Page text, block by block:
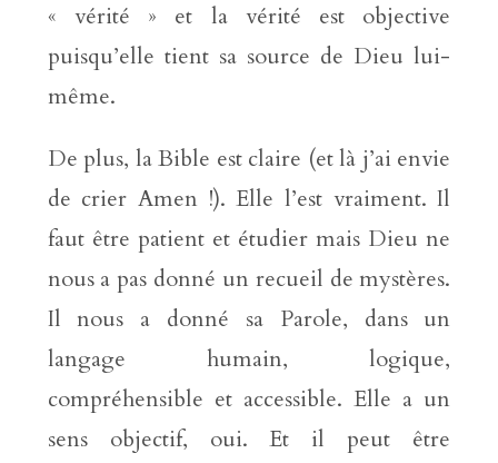
« vérité » et la vérité est objective
puisqu’elle tient sa source de Dieu lui-
même.
De plus, la Bible est claire (et là j’ai envie
de crier Amen !). Elle l’est vraiment. Il
faut être patient et étudier mais Dieu ne
nous a pas donné un recueil de mystères.
Il nous a donné sa Parole, dans un
langage humain, logique,
compréhensible et accessible. Elle a un
sens objectif, oui. Et il peut être